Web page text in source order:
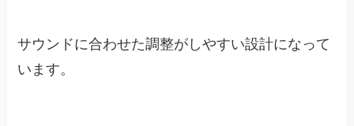
サウンドに合わせた調整がしやすい設計になって
います。